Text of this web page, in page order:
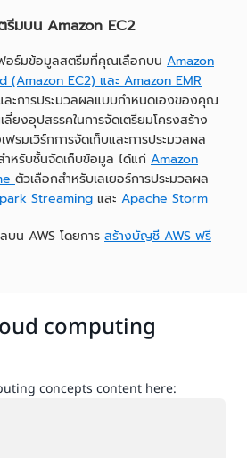
มบน Amazon EC2
ร์มข้อมูลสตรีมที่คุณเลือกบน Amazon
(Amazon EC2) และ Amazon EMR
ละการประมวลผลแบบกำหนดเองของคุณ
ยงอุปสรรคในการจัดเตรียมโครงสร้าง
รมเวิร์กการจัดเก็บและการประมวลผล
หรับชั้นจัดเก็บข้อมูล ได้แก่ Amazon
ตัวเลือกสำหรับเลเยอร์การประมวลผล
Streaming และ Apache Storm
บน AWS โดยการ สร้างบัญชี AWS ฟรี
computing
concepts content here: